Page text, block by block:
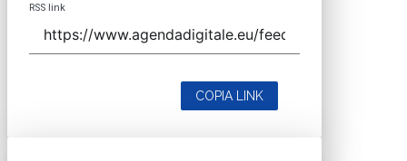
RSS link
COPIA LINK